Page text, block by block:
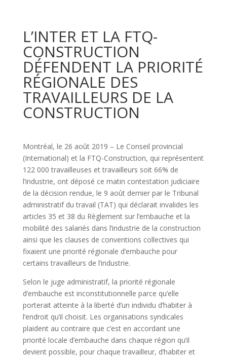
L’INTER ET LA FTQ-
CONSTRUCTION
DÉFENDENT LA PRIORITÉ
RÉGIONALE DES
TRAVAILLEURS DE LA
CONSTRUCTION
Montréal, le 26 août 2019 – Le Conseil provincial
(International) et la FTQ-Construction, qui représentent
122 000 travailleuses et travailleurs soit 66% de
l’industrie, ont déposé ce matin contestation judiciaire
de la décision rendue, le 9 août dernier par le Tribunal
administratif du travail (TAT) qui déclarait invalides les
articles 35 et 38 du Règlement sur l’embauche et la
mobilité des salariés dans l’industrie de la construction
ainsi que les clauses de conventions collectives qui
fixaient une priorité régionale d’embauche pour
certains travailleurs de l’industrie.
Selon le juge administratif, la priorité régionale
d’embauche est inconstitutionnelle parce qu’elle
porterait atteinte à la liberté d’un individu d’habiter à
l’endroit qu’il choisit. Les organisations syndicales
plaident au contraire que c’est en accordant une
priorité locale d’embauche dans chaque région qu’il
devient possible, pour chaque travailleur, d’habiter et